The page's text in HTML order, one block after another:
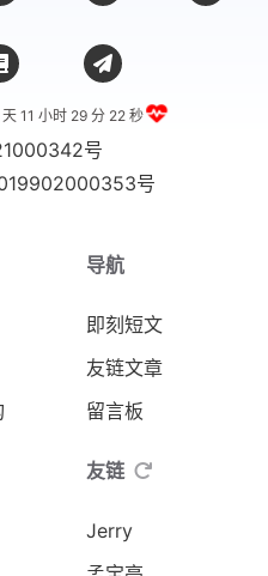
11 小时 29 分 23 秒
号
号
导航
即刻短文
友链文章
留言板
友链
Jerry